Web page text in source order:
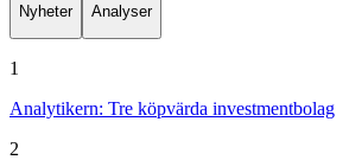
Nyheter Analyser
1
Analytikern: Tre köpvärda investmentbolag
2